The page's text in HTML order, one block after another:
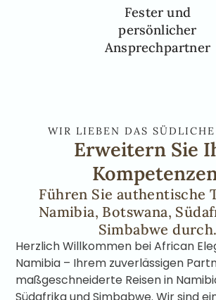
Fester und
persönlicher
Ansprechpartner
WIR LIEBEN DAS
Erweitern Sie
Führen Sie authentische
Namibia, Botswana,
Simbabwe durch.
Herzlich Willkommen bei African
Namibia – Ihrem zuverlässigen
maßgeschneiderte Reisen in
Südafrika und Simbabwe. Wir sind